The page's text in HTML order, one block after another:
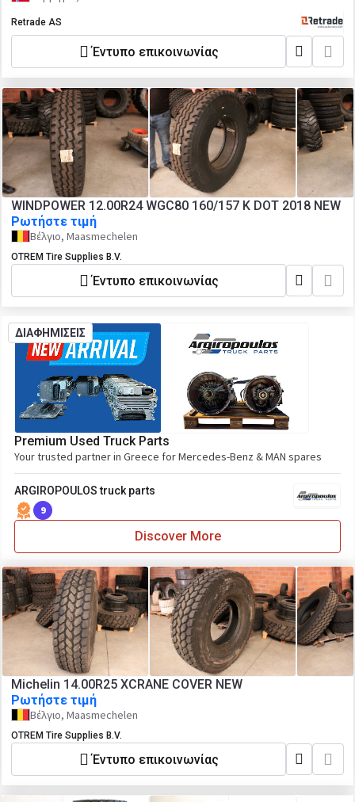
Retrade AS
Έντυπο επικοινωνίας
WINDPOWER 12.00R24 WGC80 160/157 K DOT 2018 NEW
Ρωτήστε τιμή
Βέλγιο, Maasmechelen
OTREM Tire Supplies B.V.
Έντυπο επικοινωνίας
ΔΙΑΦΗΜΙΣΕΙΣ
Premium Used Truck Parts
Your trusted partner in Greece for Mercedes-Benz & MAN spares
ARGIROPOULOS truck parts
9
Discover More
Michelin 14.00R25 XCRANE COVER NEW
Ρωτήστε τιμή
Βέλγιο, Maasmechelen
OTREM Tire Supplies B.V.
Έντυπο επικοινωνίας